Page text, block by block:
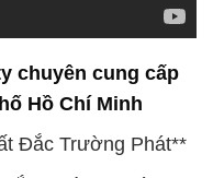
chuyên cung cấp
Hồ Chí Minh
Đắc Trường Phát**